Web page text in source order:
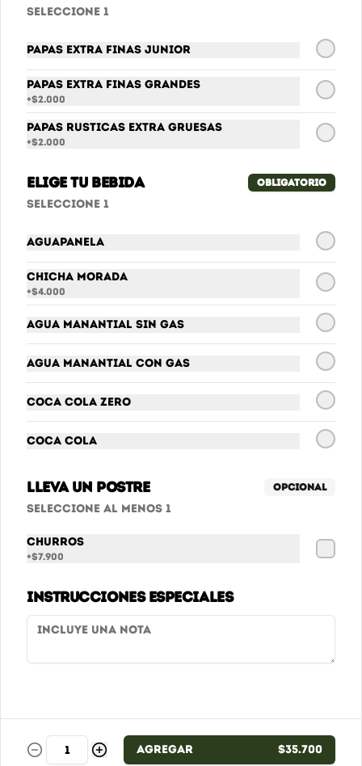
Sprite
Sprite
Promociones - Términos y condiciones
Política de privacidad
Mi cuenta
Iniciar sesión
Seleccione 1
Papas Extra finas Junior
Papas Extra finas Grandes
+$2.000
Papas Rusticas Extra Gruesas
+$2.000
Elige tu bebida Obligatorio
Seleccione 1
Aguapanela
Chicha Morada
+$4.000
Agua Manantial sin gas
Agua Manantial con gas
Coca Cola Zero
Coca Cola
Lleva un postre Opcional
Seleccione al menos 1
Churros
+$7.900
Instrucciones especiales
Agregar $35.700